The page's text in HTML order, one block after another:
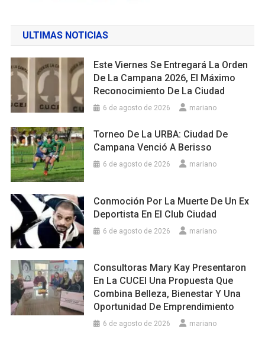
ULTIMAS NOTICIAS
Este Viernes Se Entregará La Orden
De La Campana 2026, El Máximo
Reconocimiento De La Ciudad
6 de agosto de 2026 mariano
Torneo De La URBA: Ciudad De
Campana Venció A Berisso
6 de agosto de 2026 mariano
Conmoción Por La Muerte De Un Ex
Deportista En El Club Ciudad
6 de agosto de 2026 mariano
Consultoras Mary Kay Presentaron
En La CUCEI Una Propuesta Que
Combina Belleza, Bienestar Y Una
Oportunidad De Emprendimiento
6 de agosto de 2026 mariano